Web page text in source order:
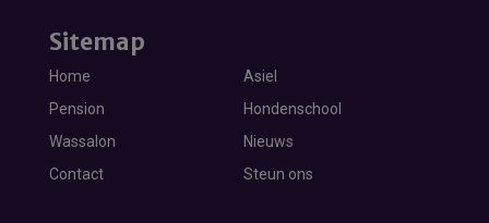
Sitemap
Home
Asiel
Pension
Hondenschool
Wassalon
Nieuws
Contact
Steun ons